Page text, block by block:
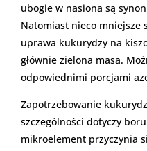
ubogie w nasiona są
Natomiast nieco mniejsze
uprawa kukurydzy na
głównie zielona masa.
odpowiednimi porcjami
Zapotrzebowanie
szczególności dotyczy
mikroelement przyczynia